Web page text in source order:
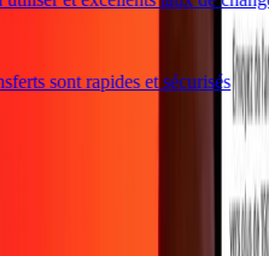
sont rapides et sécurisés